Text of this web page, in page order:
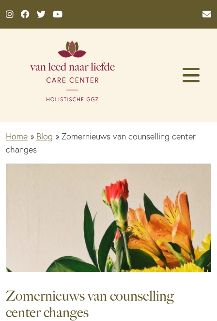
Home » Blog » Zomernieuws van counselling center
changes
Zomernieuws van counselling
center changes